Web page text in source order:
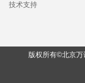
技术支持
版权所有©北京